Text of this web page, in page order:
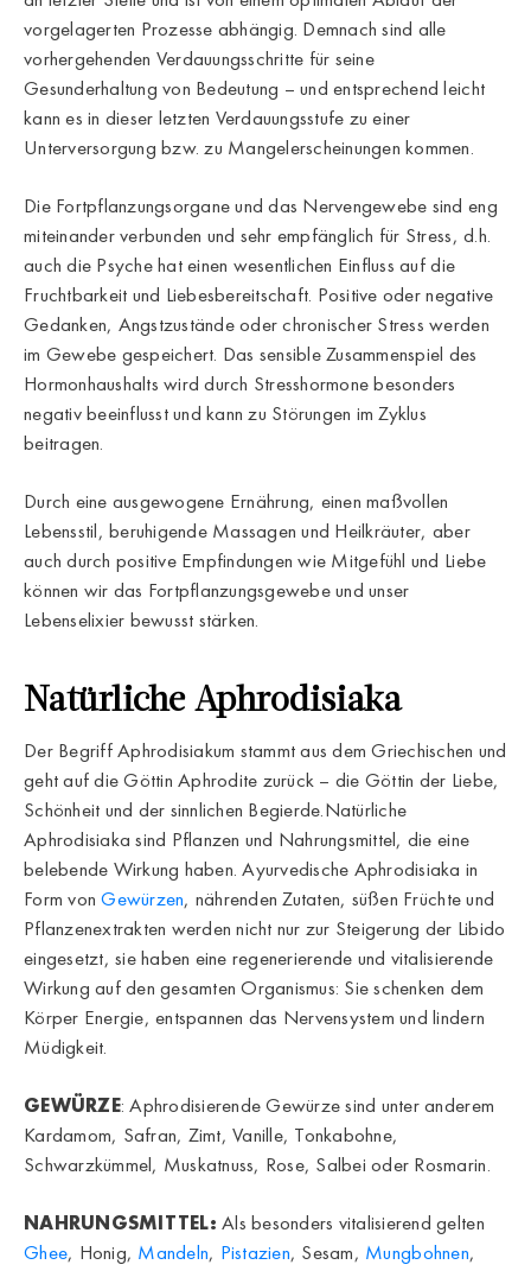
vorgelagerten Prozesse abhängig. Demnach sind alle
vorhergehenden Verdauungsschritte für seine
Gesunderhaltung von Bedeutung – und entsprechend leicht
kann es in dieser letzten Verdauungsstufe zu einer
Unterversorgung bzw. zu Mangelerscheinungen kommen.
Die Fortpflanzungsorgane und das Nervengewebe sind eng
miteinander verbunden und sehr empfänglich für Stress, d.h.
auch die Psyche hat einen wesentlichen Einfluss auf die
Fruchtbarkeit und Liebesbereitschaft. Positive oder negative
Gedanken, Angstzustände oder chronischer Stress werden
im Gewebe gespeichert. Das sensible Zusammenspiel des
Hormonhaushalts wird durch Stresshormone besonders
negativ beeinflusst und kann zu Störungen im Zyklus
beitragen.
Durch eine ausgewogene Ernährung, einen maßvollen
Lebensstil, beruhigende Massagen und Heilkräuter, aber
auch durch positive Empfindungen wie Mitgefühl und Liebe
können wir das Fortpflanzungsgewebe und unser
Lebenselixier bewusst stärken.
Natürliche Aphrodisiaka
Der Begriff Aphrodisiakum stammt aus dem Griechischen und
geht auf die Göttin Aphrodite zurück – die Göttin der Liebe,
Schönheit und der sinnlichen Begierde.Natürliche
Aphrodisiaka sind Pflanzen und Nahrungsmittel, die eine
belebende Wirkung haben. Ayurvedische Aphrodisiaka in
Form vonGewürzen, nährenden Zutaten, süßen Früchte und
Pflanzenextrakten werden nicht nur zur Steigerung der Libido
eingesetzt, sie haben eine regenerierende und vitalisierende
Wirkung auf den gesamten Organismus: Sie schenken dem
Körper Energie, entspannen das Nervensystem und lindern
Müdigkeit.
GEWÜRZE: Aphrodisierende Gewürze sind unter anderem
Kardamom, Safran, Zimt, Vanille, Tonkabohne,
Schwarzkümmel, Muskatnuss, Rose, Salbei oder Rosmarin.
NAHRUNGSMITTEL:Als besonders vitalisierend gelten
Ghee, Honig, Mandeln, Pistazien, Sesam, Mungbohnen,